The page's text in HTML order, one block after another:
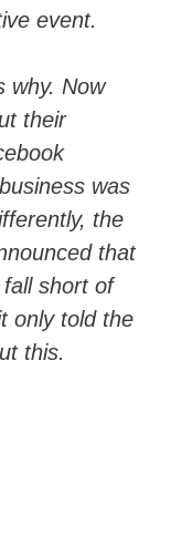
event.
why. Now
their
was
the
that
short of
only told the
this.